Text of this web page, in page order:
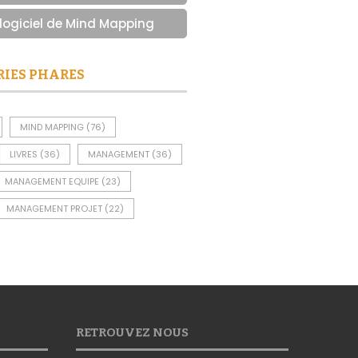
de Mind Mapping
PHARES
MIND MAPPING (76)
LIVRES (36) MANAGEMENT (36)
MANAGEMENT EQUIPE (23)
MANAGEMENT PROJET (22)
RETROUVEZ NOUS